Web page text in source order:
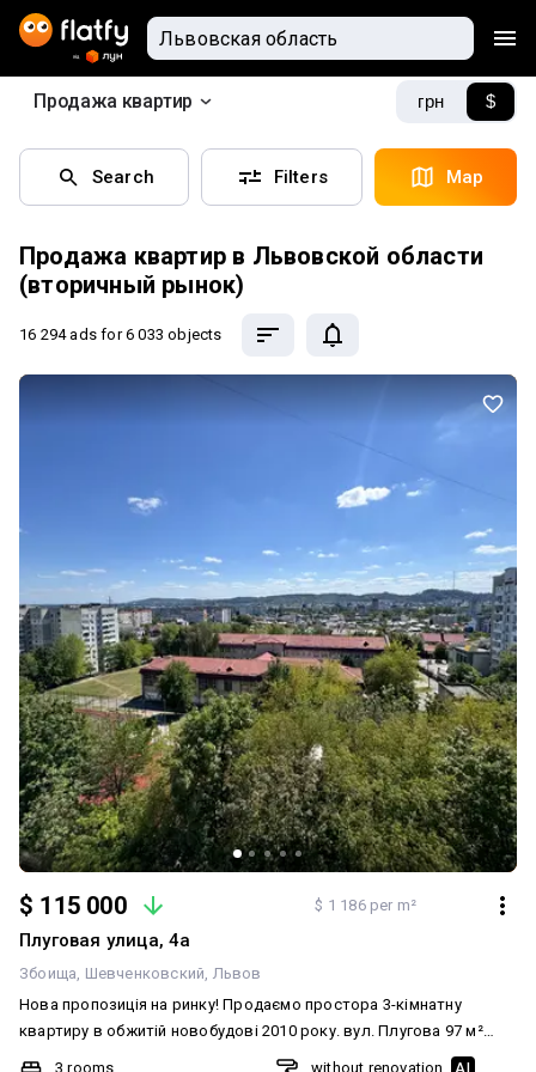
Продажа квартир грн $
Search Filters Map
Продажа квартир в Львовской области
(вторичный рынок)
16 294 ads for 6 033 objects
$ 115 000 $ 1 186 per m²
Плуговая улица, 4а
Збоища Шевченковский Львов
Нова пропозиція на ринку! Продаємо простора 3-кімнатну
квартиру в обжитій новобудові 2010 року. вул. Плугова 97 м²
загальної площі 7-ий поверх Квартира має дуже вдале та
3 rooms
without renovation AI